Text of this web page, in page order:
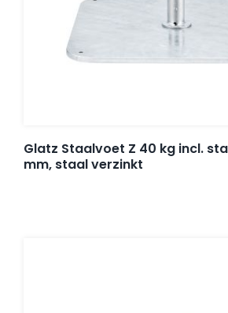
Glatz Staalvoet Z 40 kg incl.
mm, staal verzinkt